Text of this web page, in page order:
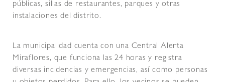
públicas, sillas de restaurantes, parques y otras
instalaciones del distrito.
La municipalidad cuenta con una Central Alerta
Miraflores, que funciona las 24 horas y registra
diversas incidencias y emergencias, así como personas